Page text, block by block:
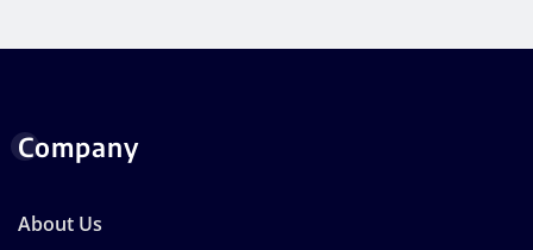
Company
About Us